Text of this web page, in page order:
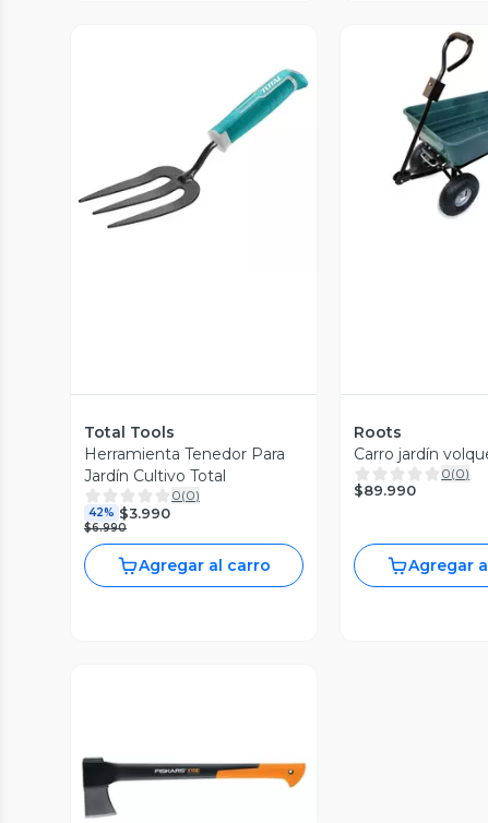
Vista Previa
Total Tools
Herramienta Tenedor Para
Jardín Cultivo Total
0(0)
42% $3.990
$6.990
Agregar al carro
Vista
Roots
Carro jardín
0(0)
$89.990
Agregar